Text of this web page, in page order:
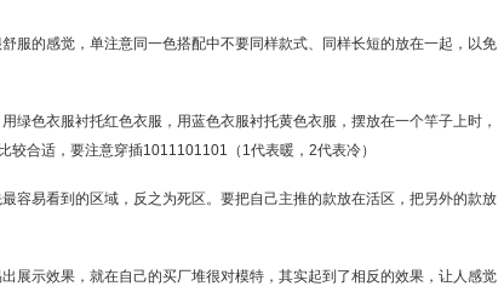
服的感觉，单注意同一色搭配中不要同样款式、同样长短的放在一起，以免
绿色衣服衬托红色衣服，用蓝色衣服衬托黄色衣服，摆放在一个竿子上时，
较合适，要注意穿插1011101101 （ 1代表暖， 2代表冷）
容易看到的区域，反之为死区。要把自己主推的款放在活区，把另外的款放
展示效果，就在自己的买厂堆很对模特，其实起到了相反的效果，让人感觉